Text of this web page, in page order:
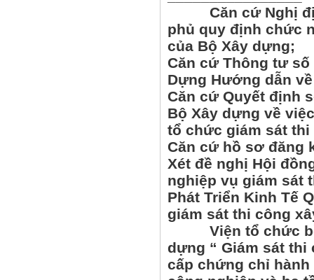
Căn cứ Nghị định
phủ quy định chức
của Bộ Xây dựng;
Căn cứ Thông tư số
Dựng Hướng dẫn
Căn cứ Quyết định
Bộ Xây dựng về
tổ chức giám sát
Căn cứ hồ sơ đăng
Xét đề nghị Hội
nghiệp vụ giám sát
Phát Triển Kinh Tế
giám sát thi công
Viện tổ chức bồi
dựng “ Giám sát
cấp chứng chỉ